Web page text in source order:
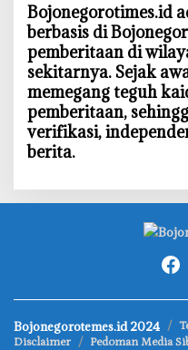
Bojonegorotimes.id
berbasis di
pemberitaan di
sekitarnya. Sejak
memegang teguh
pemberitaan,
verifikasi,
berita.
Bojonegorotemes.id 2024
Disclaimer
Pedoman Media